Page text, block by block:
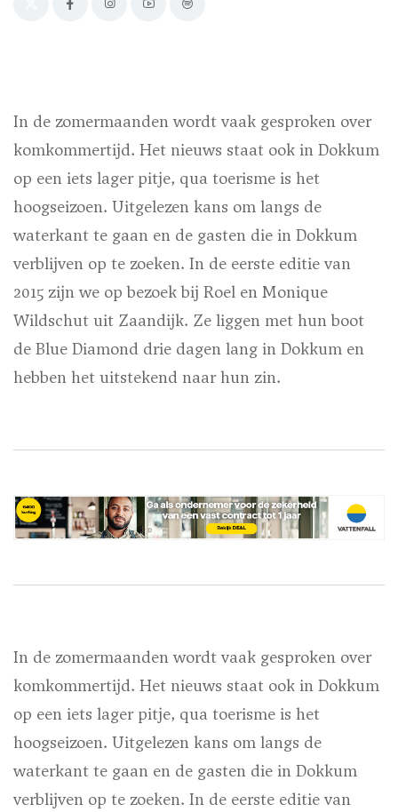
In de zomermaanden wordt vaak gesproken over
komkommertijd. Het nieuws staat ook in Dokkum
op een iets lager pitje, qua toerisme is het
hoogseizoen. Uitgelezen kans om langs de
waterkant te gaan en de gasten die in Dokkum
verblijven op te zoeken. In de eerste editie van
2015 zijn we op bezoek bij Roel en Monique
Wildschut uit Zaandijk. Ze liggen met hun boot
de Blue Diamond drie dagen lang in Dokkum en
hebben het uitstekend naar hun zin.
In de zomermaanden wordt vaak gesproken over
komkommertijd. Het nieuws staat ook in Dokkum
op een iets lager pitje, qua toerisme is het
hoogseizoen. Uitgelezen kans om langs de
waterkant te gaan en de gasten die in Dokkum
verblijven op te zoeken. In de eerste editie van